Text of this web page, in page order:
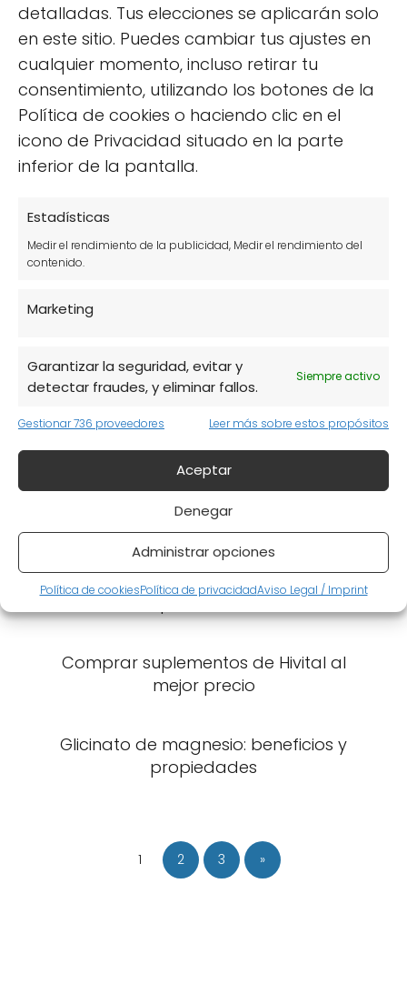
detalladas. Tus elecciones se aplicarán solo
en este sitio. Puedes cambiar tus ajustes en
cualquier momento, incluso retirar tu
consentimiento, utilizando los botones de la
Política de cookies o haciendo clic en el
icono de Privacidad situado en la parte
inferior de la pantalla.
Estadísticas
Medir el rendimiento de la publicidad, Medir el rendimiento del
contenido.
Marketing
Garantizar la seguridad, evitar y
detectar fraudes, y eliminar fallos.
Siempre activo
Gestionar 736 proveedores Leer más sobre estos propósitos
Aceptar
Denegar
Administrar opciones
Política de cookiesPolítica de privacidadAviso Legal / Imprint
Estearato de magnesio: usos y
Cartílago de tiburón: propiedades y
beneficios
Spirulina, espirulina bio y mucho más:
todo lo que necesitas saber
Comprar suplementos de Hivital al
mejor precio
Glicinato de magnesio: beneficios y
propiedades
1 2 3 »